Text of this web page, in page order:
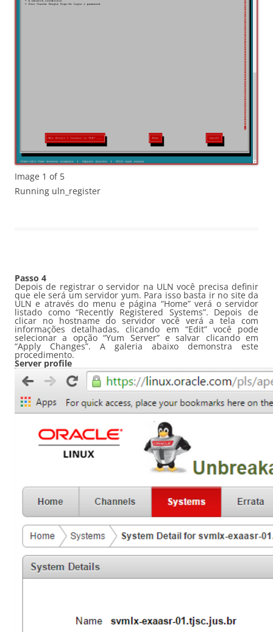
Image 1 of 5
Running uln_register
Passo 4
Depois de registrar o servidor na ULN você precisa definir
que ele será um servidor yum. Para isso basta ir no site da
ULN e através do menu e página “Home” verá o servidor
listado como “Recently Registered Systems”. Depois de
clicar no hostname do servidor você verá a tela com
informações detalhadas, clicando em “Edit” você pode
selecionar a opção “Yum Server” e salvar clicando em
“Apply Changes”. A galeria abaixo demonstra este
procedimento.
Server profile